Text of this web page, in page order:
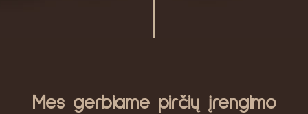
Mes gerbiame pirčių įrengimo